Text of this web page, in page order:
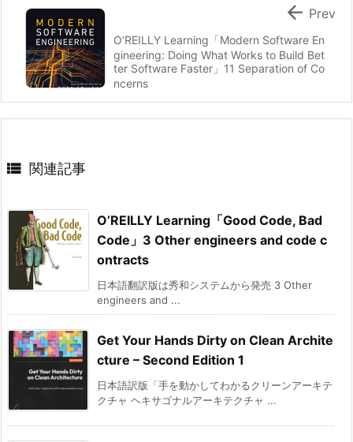
O’REILLY Learning「Modern Software En
gineering: Doing What Works to Build Bet
ter Software Faster」11 Separation of Co
ncerns
 Prev
 関連記事
O’REILLY Learning「Good Code, Bad
Code」3 Other engineers and code c
ontracts
日本語翻訳版は秀和システムから発売 3 Other
engineers and ...
Get Your Hands Dirty on Clean Archite
cture – Second Edition 1
日本語訳版「手を動かしてわかるクリーンアーキテ
クチャ ヘキサゴナルアーキテクチャ ...